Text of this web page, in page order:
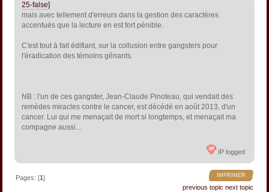
25-false]
mais avec tellement d'erreurs dans la gestion des caractères
accentués que la lecture en est fort pénible.
C'est tout à fait édifiant, sur la collusion entre gangsters pour
l'éradication des témoins gênants.
NB : l'un de ces gangster, Jean-Claude Pinoteau, qui vendait des
remèdes miracles contre le cancer, est décédé en août 2013, d'un
cancer. Lui qui me menaçait de mort si longtemps, et menaçait ma
compagne aussi...
IP logged
IMPRIMER
Pages: [1]
previous topic next topic